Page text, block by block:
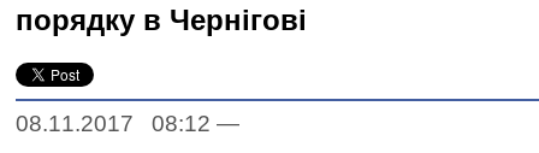
порядку в Чернігові
08.11.2017 08:12 —